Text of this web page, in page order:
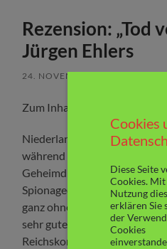
Rezension: „Tod
Jürgen Ehlers
24. NOVEMBER 2017
Zum Inhalt:
Niederlande 1941: Der
während seines Studiums in
Geheimdienst angeworben
Spionagedienste leisten. Die
ganz ohne Hintergedanken.
sehr guter Bekannter von
Reichskommissar der
Cookies
Diese Seite
Cookies.
Nutzung
erklären Sie
der
Cookies